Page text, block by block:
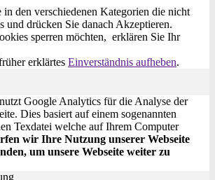
den verschiedenen Kategorien die nicht
und drücken Sie danach Akzeptieren.
sperren möchten, erklären Sie Ihr
erklärtes Einverständnis aufheben.
Google Analytics für die Analyse der
Dies basiert auf einem sogenannten
Texdatei welche auf Ihrem Computer
wir Ihre Nutzung unserer Webseite
um unsere Webseite weiter zu